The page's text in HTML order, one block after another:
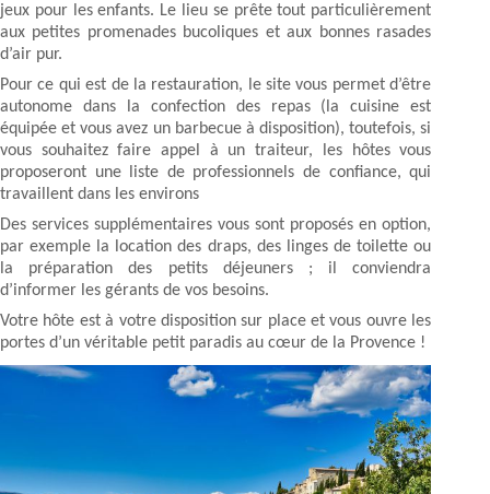
jeux pour les enfants. Le lieu se prête tout particulièrement
aux petites promenades bucoliques et aux bonnes rasades
d’air pur.
Pour ce qui est de la restauration, le site vous permet d’être
autonome dans la confection des repas (la cuisine est
équipée et vous avez un barbecue à disposition), toutefois, si
vous souhaitez faire appel à un traiteur, les hôtes vous
proposeront une liste de professionnels de confiance, qui
travaillent dans les environs
Des services supplémentaires vous sont proposés en option,
par exemple la location des draps, des linges de toilette ou
la préparation des petits déjeuners ; il conviendra
d’informer les gérants de vos besoins.
Votre hôte est à votre disposition sur place et vous ouvre les
portes d’un véritable petit paradis au cœur de la Provence !